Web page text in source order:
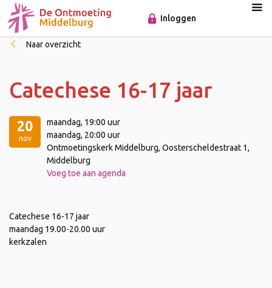
Inloggen
Naar overzicht
Catechese 16-17 jaar
20
nov
maandag, 19:00 uur
maandag, 20:00 uur
Ontmoetingskerk Middelburg, Oosterscheldestraat 1,
Middelburg
Voeg toe aan agenda
Catechese 16-17 jaar
maandag 19.00-20.00 uur
kerkzalen